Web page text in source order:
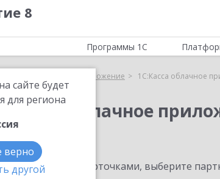
8
сайте будет
для региона
верно
другой
Программы 1С
1С:Касса облачное приложение 1С:Касса облачное
облачное
карточками, выберите